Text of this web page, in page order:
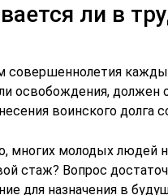
ли в
совершеннолетия
освобождения, должен
воинского долга
многих молодых людей
стаж? Вопрос
для назначения в